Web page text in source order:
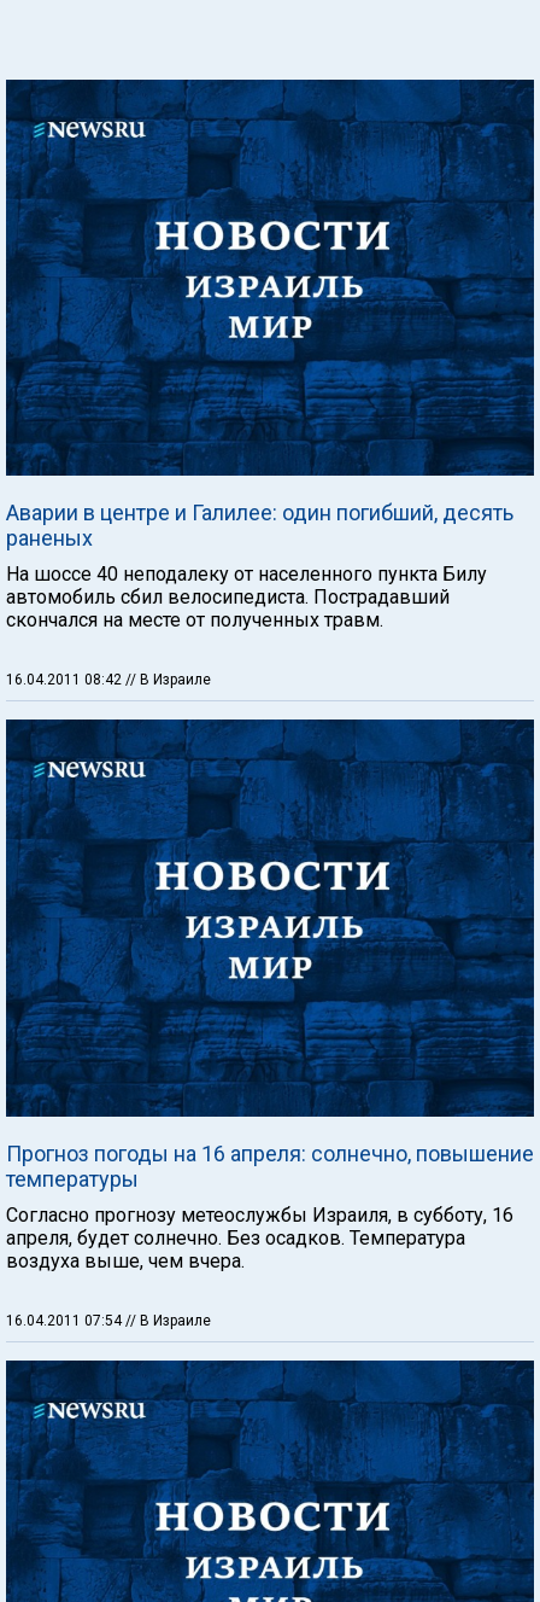
Аварии в центре и Галилее: один погибший, десять
раненых
На шоссе 40 неподалеку от населенного пункта Билу
автомобиль сбил велосипедиста. Пострадавший
скончался на месте от полученных травм.
16.04.2011 08:42 // В Израиле
Прогноз погоды на 16 апреля: солнечно, повышение
температуры
Согласно прогнозу метеослужбы Израиля, в субботу, 16
апреля, будет солнечно. Без осадков. Температура
воздуха выше, чем вчера.
16.04.2011 07:54 // В Израиле